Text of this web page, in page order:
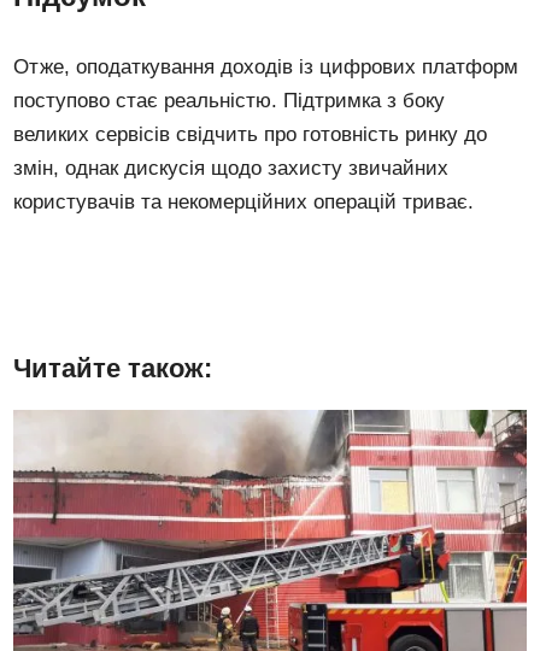
Отже, оподаткування доходів із цифрових платформ
поступово стає реальністю. Підтримка з боку
великих сервісів свідчить про готовність ринку до
змін, однак дискусія щодо захисту звичайних
користувачів та некомерційних операцій триває.
Читайте також: